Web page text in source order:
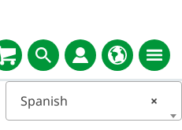
×
Spanish